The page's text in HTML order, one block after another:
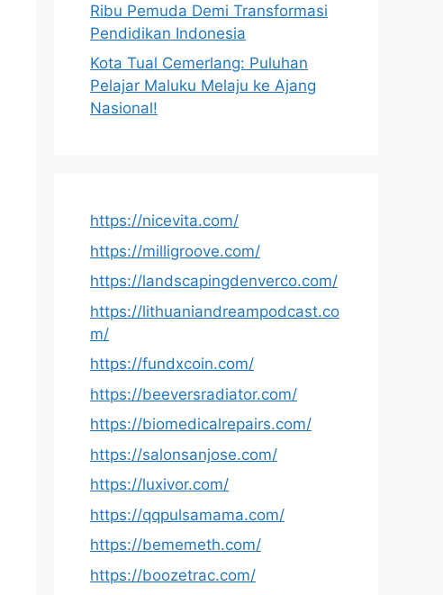
Ribu Pemuda Demi Transformasi
Pendidikan Indonesia
Kota Tual Cemerlang: Puluhan
Pelajar Maluku Melaju ke Ajang
Nasional!
https://nicevita.com/
https://milligroove.com/
https://landscapingdenverco.com/
https://lithuaniandreampodcast.co
m/
https://fundxcoin.com/
https://beeversradiator.com/
https://biomedicalrepairs.com/
https://salonsanjose.com/
https://luxivor.com/
https://qqpulsamama.com/
https://bememeth.com/
https://boozetrac.com/